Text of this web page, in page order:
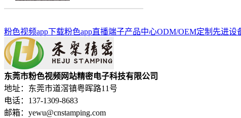
粉色视频app下载粉色app直播端子产品中心ODM/OEM定制 先进设
东莞市粉色视频网站精密电子科技有限公司
地址：东莞市道滘镇粤晖路11号
电话：137-1309-8683
邮箱：yewu@cnstamping.com